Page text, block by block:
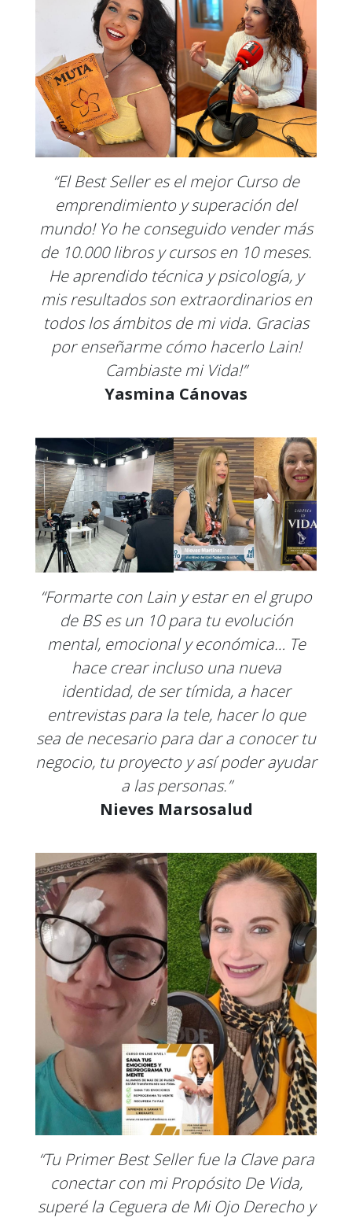
“El Best Seller es el mejor Curso de
emprendimiento y superación del
mundo! Yo he conseguido vender más
de 10.000 libros y cursos en 10 meses.
He aprendido técnica y psicología, y
mis resultados son extraordinarios en
todos los ámbitos de mi vida. Gracias
por enseñarme cómo hacerlo Lain!
Cambiaste mi Vida!”
Yasmina Cánovas
“Formarte con Lain y estar en el grupo
de BS es un 10 para tu evolución
mental, emocional y económica… Te
hace crear incluso una nueva
identidad, de ser tímida, a hacer
entrevistas para la tele, hacer lo que
sea de necesario para dar a conocer tu
negocio, tu proyecto y así poder ayudar
a las personas.”
Nieves Marsosalud
“Tu Primer Best Seller fue la Clave para
conectar con mi Propósito De Vida,
superé la Ceguera de Mi Ojo Derecho y